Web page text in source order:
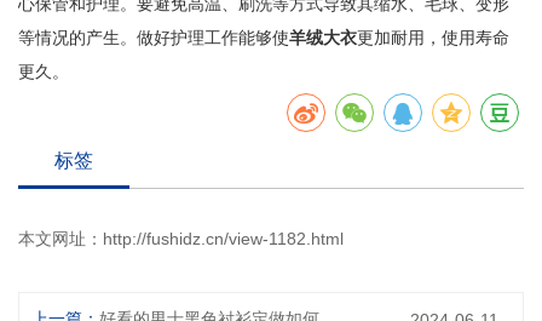
等情况的产生。做好护理工作能够使羊绒大衣更加耐用，使用寿命
更久。
标签
本文网址： http://fushidz.cn/view-1182.html